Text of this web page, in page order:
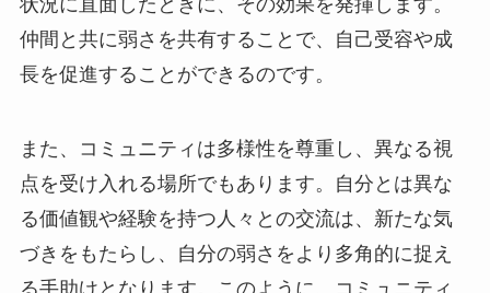
状況に直面したときに、その効果を発揮します。
仲間と共に弱さを共有することで、自己受容や成
長を促進することができるのです。
また、コミュニティは多様性を尊重し、異なる視
点を受け入れる場所でもあります。自分とは異な
る価値観や経験を持つ人々との交流は、新たな気
づきをもたらし、自分の弱さをより多角的に捉え